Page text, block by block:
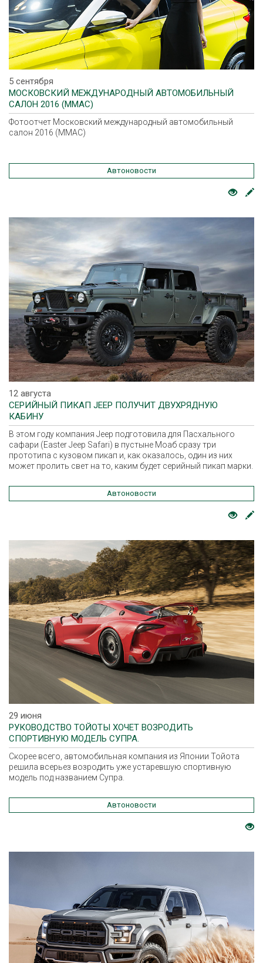
5 сентября
МОСКОВСКИЙ МЕЖДУНАРОДНЫЙ АВТОМОБИЛЬНЫЙ
САЛОН 2016 (ММАС)
Фотоотчет Московский международный автомобильный
салон 2016 (ММАС)
Автоновости
12 августа
СЕРИЙНЫЙ ПИКАП JEEP ПОЛУЧИТ ДВУХРЯДНУЮ
КАБИНУ
В этом году компания Jeep подготовила для Пасхального
сафари (Easter Jeep Safari) в пустыне Моаб сразу три
прототипа с кузовом пикап и, как оказалось, один из них
может пролить свет на то, каким будет серийный пикап марки.
Автоновости
29 июня
РУКОВОДСТВО ТОЙОТЫ ХОЧЕТ ВОЗРОДИТЬ
СПОРТИВНУЮ МОДЕЛЬ СУПРА.
Скорее всего, автомобильная компания из Японии Тойота
решила всерьез возродить уже устаревшую спортивную
модель под названием Супра.
Автоновости